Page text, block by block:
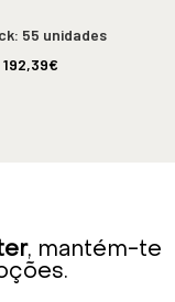
55 unidades
192,39€
, mantém-te